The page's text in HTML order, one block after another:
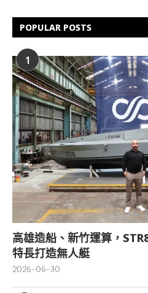
POPULAR POSTS
1
高雄造船、新竹運算，
特長打造無人艇
2026-06-30